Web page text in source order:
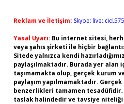
Reklam ve İletişim: Skype:
Yasal Uyarı: Bu internet sitesi,
veya şahıs şirketi ile hiçbir
Sitede yalnızca kendi
paylaşılmaktadır. Burada yer
taşımamakta olup, gerçek kurum
paylaşım yapılmamaktadır.
benzerlikleri tamamen
taslak halindedir ve tavsiye niteliği